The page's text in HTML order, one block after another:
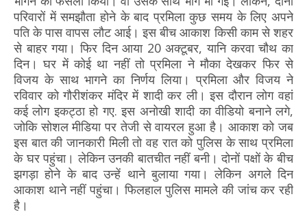
परिवारों में समझौता होने के बाद प्रमिला कुछ समय के लिए अपने
पति के पास वापस लौट आई। इस बीच आकाश किसी काम से शहर
से बाहर गया। फिर दिन आया 20 अक्टूबर, यानि करवा चौथ का
दिन। घर में कोई था नहीं तो प्रमिला ने मौका देखकर फिर से
विजय के साथ भागने का निर्णय लिया। प्रमिला और विजय ने
रविवार को गौरीशंकर मंदिर में शादी कर ली। इस दौरान लोग वहां
कई लोग इकट्ठा हो गए. इस अनोखी शादी का वीडियो बनाने लगे,
जोकि सोशल मीडिया पर तेजी से वायरल हुआ है। आकाश को जब
इस बात की जानकारी मिली तो वह रात को पुलिस के साथ प्रमिला
के घर पहुंचा। लेकिन उनकी बातचीत नहीं बनी। दोनों पक्षों के बीच
झगड़ा होने के बाद उन्हें थाने बुलाया गया। लेकिन अगले दिन
आकाश थाने नहीं पहुंचा। फिलहाल पुलिस मामले की जांच कर रही
है।